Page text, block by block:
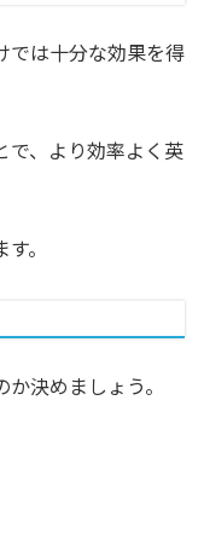
では十分な効果を得
で、より効率よく英
。
決めましょう。